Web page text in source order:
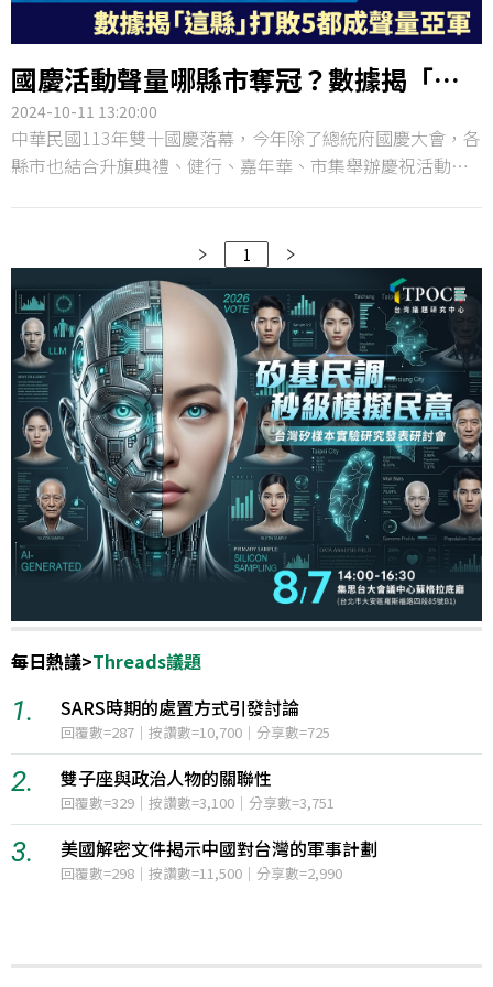
國慶活動聲量哪縣市奪冠？數據揭「這
縣」打敗5都成聲量亞軍
2024-10-11 13:20:00
中華民國113年雙十國慶落幕，今年除了總統府國慶大會，各
縣市也結合升旗典禮、健行、嘉年華、市集舉辦慶祝活動。
1
每日熱議>
Threads議題
劃
1. 中美制裁戰再起，川習會前景堪憂
12小時聲量=3,785
2. 伊朗與阿曼就荷莫茲海峽通航問題取
12小時聲量=398
3. 美國參議院通過針對俄羅斯能源收
12小時聲量=116